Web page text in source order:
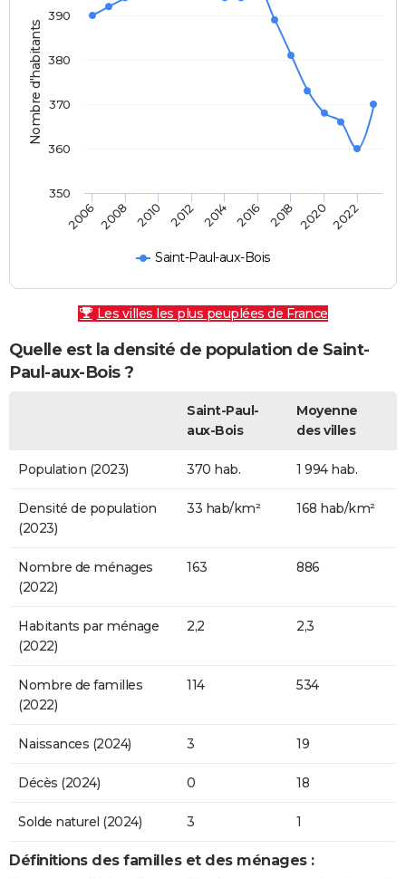
Nombre d'habitants
Saint-Paul-aux-Bois
20062008 2010 2012 2014 2016 2018 2020 2022
350
360
370
380
390
Les villes les plus peuplées de France
Quelle est la densité de population de Saint-
Paul-aux-Bois ?
Saint-Paul-
aux-Bois
Moyenne
des villes
Population (2023) 370 hab. 1 994 hab.
Densité de population
(2023)
33 hab/km² 168 hab/km²
Nombre de ménages
(2022)
163 886
Habitants par ménage
(2022)
2,2 2,3
Nombre de familles
(2022)
114 534
Naissances (2024) 3 19
Décès (2024) 0 18
Solde naturel (2024) 3 1
Définitions des familles et des ménages :